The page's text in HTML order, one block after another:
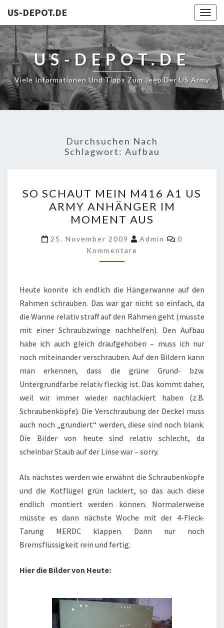
US-DEPOT.DE
US-DEPOT.DE
Viele Informationen Und Tipps Zum Jeep Der US Army
Durchsuchen Nach
Schlagwort: Aufbau
SCHAUT
MEIN
M416
A1
US
ARMY
IM
MOMENT
AUS
SO SCHAUT MEIN M416 A1 US
ARMY ANHÄNGER IM
MOMENT AUS
25. November 2009 Admin
0
Kommentare
Heute konnte ich endlich die Hängerwanne auf den
Rahmen schrauben. Das war gar nicht so einfach, da
die Wanne relativ straff auf den Rahmen geht (musste
mit einer Schraubzwinge nachhelfen). Den Aufbau
habe ich auch gleich draufgehoben – muss ich nur
noch miteinander verschrauben. Auf den Bildern kann
man erkennen, dass die grüne Grund- bzw.
Untergrundfarbe relativ fleckig ist. Das kommt daher,
weil wir immer wieder nachlackiert haben (z.B.
Schraubenköpfe). Die Verschraubung der Deckel muss
auch noch „grundiert“ werden, diese sind noch blank.
Die Bilder von heute sind relativ schlecht, da
scheinbar Staub auf der Linse war – sorry.
Als nächstes werden wie erwähnt die Schraubenköpfe
und die Kotflügel grün lackiert, so das auch diese
endlich montiert werden können. Normalerweise
müsste es dann nächste Woche mit der 4-Fleck-
Tarung MERDC klappen. Dann nur noch
Bremsflüssigkeit rein und fertig.
Hier die Bilder von Heute: